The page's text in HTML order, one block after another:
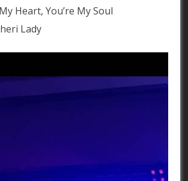
Heart, You’re My Soul
Lady